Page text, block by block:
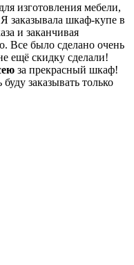
изготовления мебели,
заказывала шкаф-купе в
и заканчивая
Все было сделано очень
ещё скидку сделали!
за прекрасный шкаф!
заказывать только